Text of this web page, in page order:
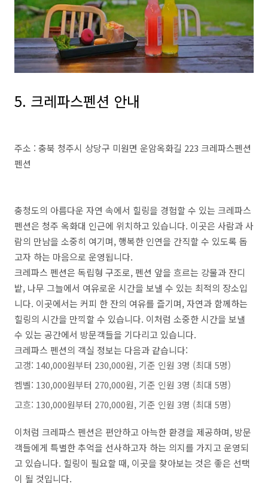
5. 크레파스펜션 안내
주소 : 충북 청주시 상당구 미원면 운암옥화길 223 크레파스펜션
펜션
충청도의 아름다운 자연 속에서 힐링을 경험할 수 있는 크레파스
펜션은 청주 옥화대 인근에 위치하고 있습니다. 이곳은 사람과 사
람의 만남을 소중히 여기며, 행복한 인연을 간직할 수 있도록 돕
고자 하는 마음으로 운영됩니다.
크레파스 펜션은 독립형 구조로, 펜션 앞을 흐르는 강물과 잔디
밭, 나무 그늘에서 여유로운 시간을 보낼 수 있는 최적의 장소입
니다. 이곳에서는 커피 한 잔의 여유를 즐기며, 자연과 함께하는
힐링의 시간을 만끽할 수 있습니다. 이처럼 소중한 시간을 보낼
수 있는 공간에서 방문객들을 기다리고 있습니다.
크레파스 펜션의 객실 정보는 다음과 같습니다:
고갱: 140,000원부터 230,000원, 기준 인원 3명 (최대 5명)
켐벨: 130,000원부터 270,000원, 기준 인원 3명 (최대 5명)
고흐: 130,000원부터 270,000원, 기준 인원 3명 (최대 5명)
이처럼 크레파스 펜션은 편안하고 아늑한 환경을 제공하며, 방문
객들에게 특별한 추억을 선사하고자 하는 의지를 가지고 운영되
고 있습니다. 힐링이 필요할 때, 이곳을 찾아보는 것은 좋은 선택
이 될 것입니다.